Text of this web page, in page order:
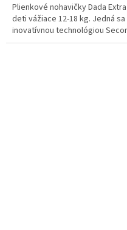
Plienkové nohavičky Dada
deti vážiace 12-18 kg. Jedná
inovatívnou technológiou